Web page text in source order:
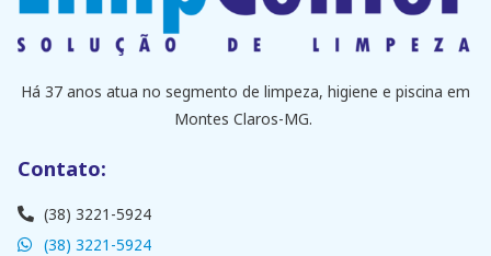
Há 37 anos atua no segmento de limpeza, higiene e piscina em
Montes Claros-MG.
Contato:
(38) 3221-5924
(38) 3221-5924